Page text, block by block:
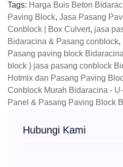
Tags: Harga Buis Beton
Paving Block, Jasa Pasang
Conblock | Box Culvert, jasa
Bidaracina & Pasang conblock,
Pasang paving block Bidaracina
block } jasa pasang conblock
Hotmix dan Pasang Paving
Conblock Murah Bidaracina -
Panel & Pasang Paving Block
Hubungi Kami